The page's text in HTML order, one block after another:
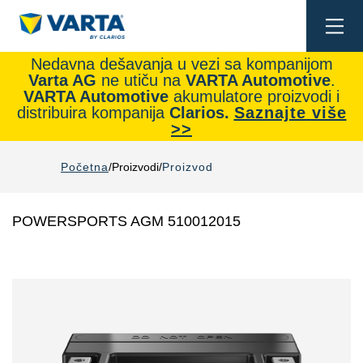
Nedavna dešavanja u vezi sa kompanijom
Varta AG ne utiču na VARTA Automotive.
VARTA Automotive akumulatore proizvodi i
distribuira kompanija Clarios. Saznajte više
>>
Početna Proizvodi Proizvod
POWERSPORTS AGM 510012015